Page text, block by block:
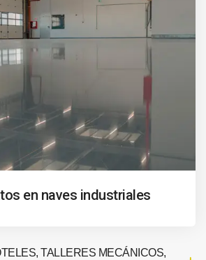
en naves industriales
TALLERES MECÁNICOS,